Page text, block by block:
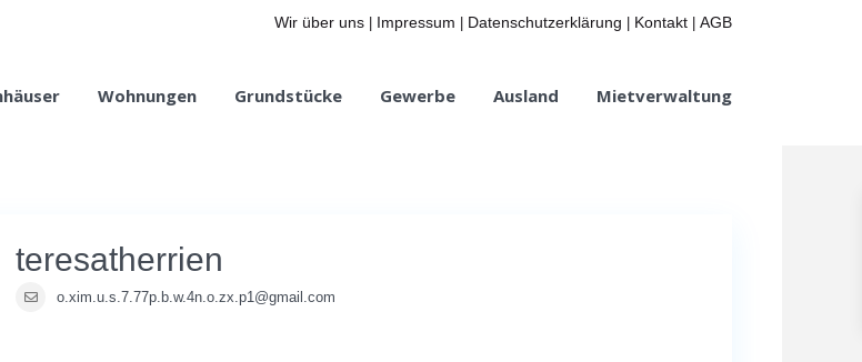
Wir über uns Impressum Datenschutzerklärung Kontakt AGB
Wohnungen Grundstücke Gewerbe Ausland Mietverwaltung
teresatherrien
o.xim.u.s.7.77p.b.w.4n.o.zx.p1@gmail.com